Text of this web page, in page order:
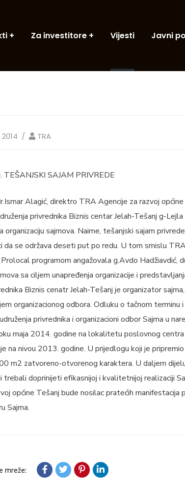
Za investitore Vijesti Javni
TRA
TEŠANJSKI SAJAM PRIVREDE
Alagić, direktro TRA Agencije za razvoj
privrednika Biznis centar Jelah-Tešanj g-
sajmova. Naime, tešanjski sajam
da se održava deseti put po redu. U tom smislu
programom angažovala g.Avdo Hadžiavdić,
sa ciljem unapređenja organizacije i
Biznis cenatr Jelah-Tešanj je organizator
organizacionog odbora. Odluku o tačnom terminu
privrednika i organizacioni odbor Sajma u
maja 2014. godine na lokalitetu poslovnog
na nivou 2013. godine. U prijedlogu koji je
m2 zatvoreno-otvorenog karaktera. U daljem
trebali doprinijeti efikasnijoj i kvalitetnijoj realizaciji
općine Tešanj bude nosilac pratećih
Sajma.
mreže: